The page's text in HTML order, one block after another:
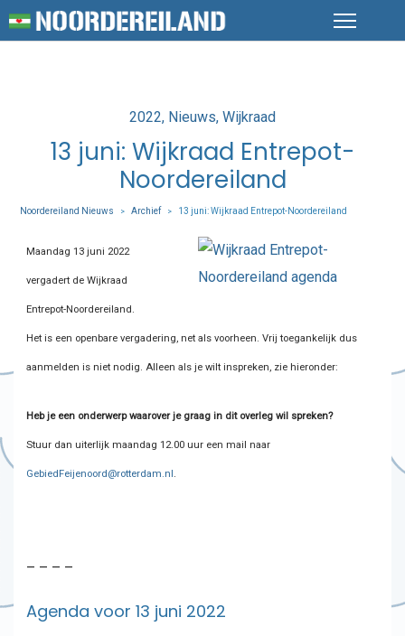
Posted
in
2022 Nieuws Wijkraad
13 juni: Wijkraad Entrepot-
Noordereiland
Noordereiland Nieuws > Archief > 13 juni: Wijkraad Entrepot-Noordereiland
Maandag 13 juni 2022
vergadert de Wijkraad
Entrepot-Noordereiland.
Het is een openbare vergadering, net als voorheen. Vrij toegankelijk dus
aanmelden is niet nodig. Alleen als je wilt inspreken, zie hieronder:
Heb je een onderwerp waarover je graag in dit overleg wil spreken?
Stuur dan uiterlijk maandag 12.00 uur een mail naar
GebiedFeijenoord@rotterdam.nl.
– – – –
Agenda voor 13 juni 2022